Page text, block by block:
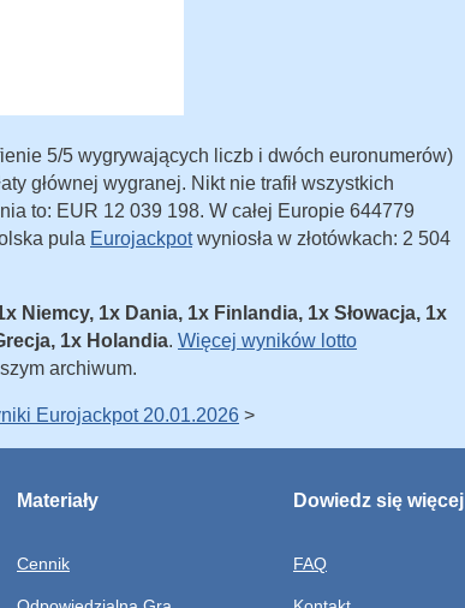
5/5 wygrywających liczb i dwóch euronumerów)
głównej wygranej. Nikt nie trafił wszystkich
to: EUR 12 039 198. W całej Europie 644779
pula Eurojackpotwyniosła w złotówkach: 2 504
Niemcy, 1x Dania, 1x Finlandia, 1x Słowacja, 1x
1x Holandia. Więcej wyników lotto
archiwum.
Eurojackpot 20.01.2026 >
Materiały
Cennik
Dowiedz się więcej
FAQ